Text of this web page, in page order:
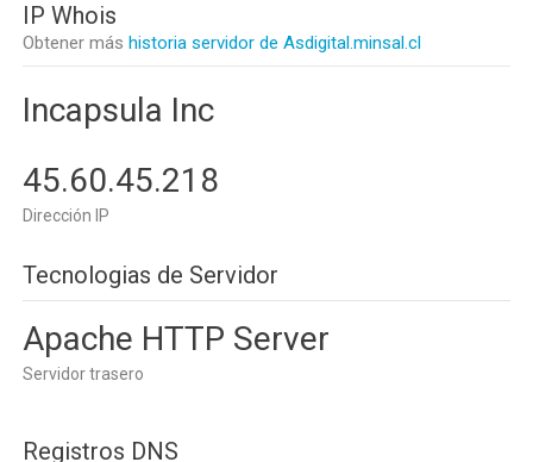
IP Whois
Obtener más historia servidor de Asdigital.minsal.cl
Incapsula Inc
45.60.45.218
Dirección IP
Tecnologias de Servidor
Apache HTTP Server
Servidor trasero
Registros DNS